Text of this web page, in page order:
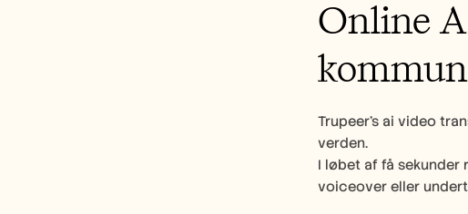
Online
Trupeer’s ai video
verden.
I løbet af få
voiceover eller